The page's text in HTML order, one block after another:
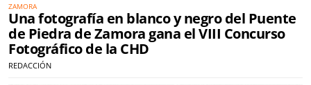
ZAMORA
Una fotografía en blanco y negro del Puente
de Piedra de Zamora gana el VIII Concurso
Fotográfico de la CHD
REDACCIÓN